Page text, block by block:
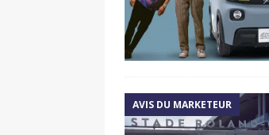
AVIS DU MARKETEUR